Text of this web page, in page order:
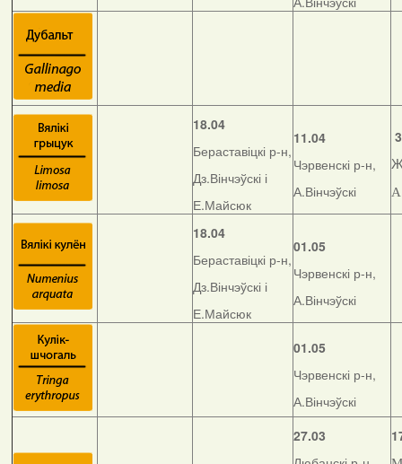
18.04
Бераставіцкі р-н,
Дз.Вінчэўскі і
Е.Майсюк
11.04
Чэрвенскі р-н,
А.Вінчэўскі
18.04
Бераставіцкі р-н,
Дз.Вінчэўскі і
Е.Майсюк
01.05
Чэрвенскі р-н,
А.Вінчэўскі
01.05
Чэрвенскі р-н,
А.Вінчэўскі
27.03